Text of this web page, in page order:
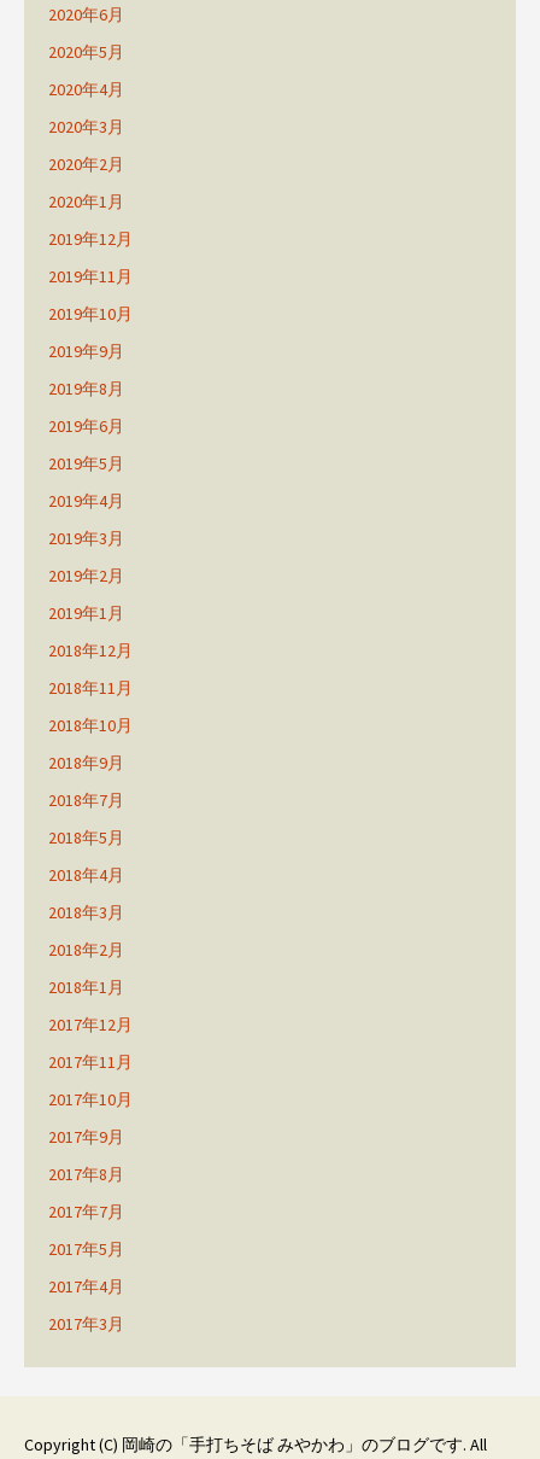
2020年6月
2020年5月
2020年4月
2020年3月
2020年2月
2020年1月
2019年12月
2019年11月
2019年10月
2019年9月
2019年8月
2019年6月
2019年5月
2019年4月
2019年3月
2019年2月
2019年1月
2018年12月
2018年11月
2018年10月
2018年9月
2018年7月
2018年5月
2018年4月
2018年3月
2018年2月
2018年1月
2017年12月
2017年11月
2017年10月
2017年9月
2017年8月
2017年7月
2017年5月
2017年4月
2017年3月
Copyright (C) 岡崎の「手打ちそば みやかわ」のブログです. All